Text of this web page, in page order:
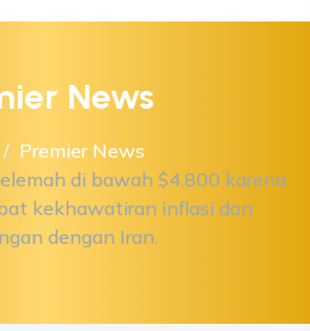
News
Premier News
di bawah $4.800 karena
kekhawatiran inflasi dan
dengan Iran.